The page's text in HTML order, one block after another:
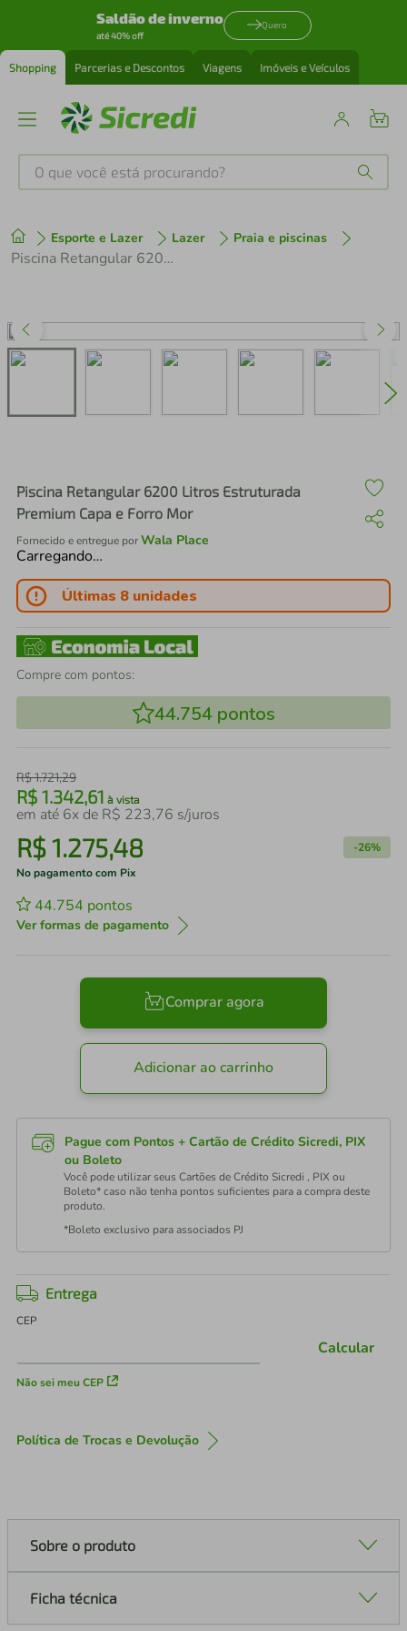
Saldão de inverno
até 40% off
Quero
Shopping Parcerias e Descontos Viagens Imóveis e Veículos
O que você está procurando?
Esporte e Lazer Lazer Praia e piscinas
Piscina Retangular 6200 Litros Estruturada Premium Capa e Forro Mor
Piscina Retangular 6200 Litros Estruturada
Premium Capa e Forro Mor
Fornecido e entregue porWala Place
Carregando…
Últimas 8 unidades
Compre com pontos:
44.754pontos
R$1.721,29
R$ 1.342,61 à vista
em até 6x de R$ 223,76 s/juros
R$1.275,48 -26%
No pagamento com Pix
44.754 pontos
Ver formas de pagamento
Comprar agora
Adicionar ao carrinho
Pague com Pontos + Cartão de Crédito Sicredi, PIX
ou Boleto
Você pode utilizar seus Cartões de Crédito Sicredi , PIX ou
Boleto* caso não tenha pontos suficientes para a compra deste
produto.
*Boleto exclusivo para associados PJ
Entrega
CEP
Não sei meu CEP
Calcular
Política de Trocas e Devolução
Sobre o produto
Ficha técnica
1º tenis
perfume